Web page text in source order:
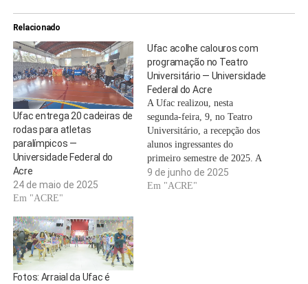
Relacionado
Ufac entrega 20 cadeiras de
rodas para atletas
paralímpicos —
Universidade Federal do
Acre
24 de maio de 2025
Em "ACRE"
Ufac acolhe calouros com
programação no Teatro
Universitário — Universidade
Federal do Acre
A Ufac realizou, nesta
segunda-feira, 9, no Teatro
Universitário, a recepção dos
alunos ingressantes do
primeiro semestre de 2025. A
atividade, organizada pela
Pró-Reitoria de Assuntos
9 de junho de 2025
Em "ACRE"
Fotos: Arraial da Ufac é